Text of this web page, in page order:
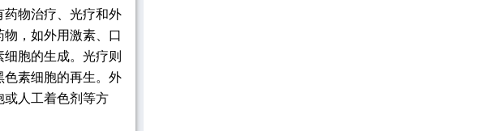
物治疗、光疗和外
，如外用激素、口
胞的生成。光疗则
素细胞的再生。外
或人工着色剂等方